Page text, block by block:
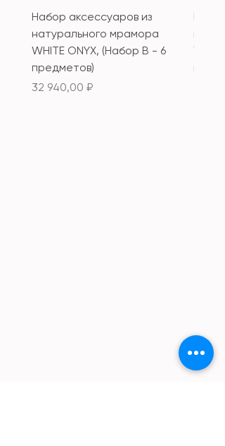
Набор аксессуаров из
натурального мрамора
WHITE ONYX, (Набор B - 6
предметов)
Цена
32 940,00 ₽